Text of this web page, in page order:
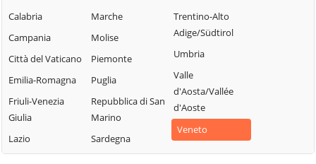
Campodarsego
Campodoro
Camposampiero
Candiana
Carmignano di
Brenta
Cartura
Casale di
Montegrotto
Terme
Padovana
Selvazzano
Dentro
Stanghella
Teolo
Terrassa
Padovana
Calabria
Campania
Città del Vaticano
Emilia-Romagna
Friuli-Venezia
Giulia
Lazio
Marche
Molise
Piemonte
Puglia
Repubblica di San
Marino
Sardegna
Trentino-Alto
Adige/Südtirol
Umbria
Valle
d'Aosta/Vallée
d'Aoste
Veneto